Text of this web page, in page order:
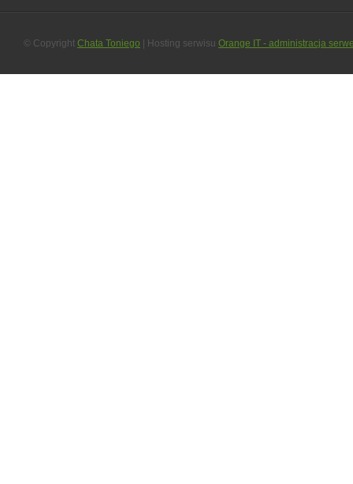
© Copyright Chata Toniego | Hosting serwisu Orange IT - administracja